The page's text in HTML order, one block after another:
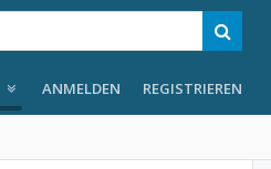
ANMELDEN REGISTRIEREN